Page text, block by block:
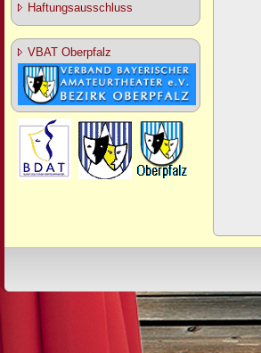
Haftungsausschluss
VBAT Oberpfalz